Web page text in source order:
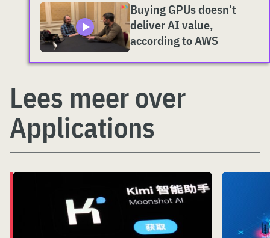
Buying GPUs doesn't
deliver AI value,
according to AWS
Lees meer over
Applications